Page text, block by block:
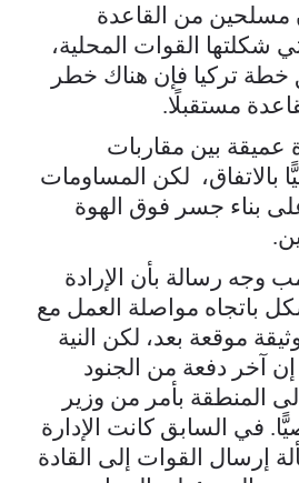
من القاعدة
شكلتها القوات المحلية،
خطة تركيا فإن هناك خطر
مستقبلًا.
عميقة بين مقاربات
بالاتفاق، لكن المساومات
بناء جسر فوق الهوة
وجه رسالة بأن الإرادة
باتجاه مواصلة العمل مع
موقعة بعد، لكن النية
إن آخر دفعة من الجنود
المنطقة بأمر من وزير
في السابق كانت الإدارة
إرسال القوات إلى القادة